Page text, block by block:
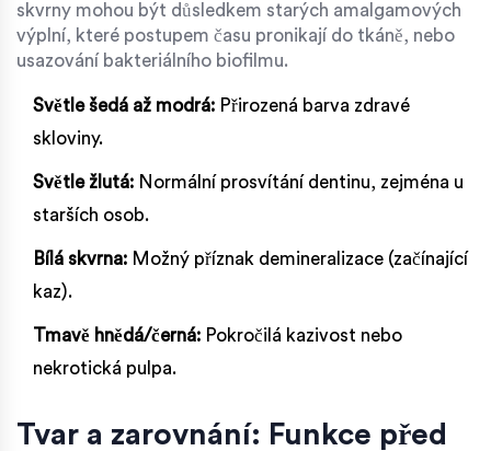
skvrny mohou být důsledkem starých amalgamových
výplní, které postupem času pronikají do tkáně, nebo
usazování bakteriálního biofilmu.
Světle šedá až modrá: Přirozená barva zdravé
skloviny.
Světle žlutá: Normální prosvítání dentinu, zejména u
starších osob.
Bílá skvrna: Možný příznak demineralizace (začínající
kaz).
Tmavě hnědá/černá: Pokročilá kazivost nebo
nekrotická pulpa.
Tvar a zarovnání: Funkce před